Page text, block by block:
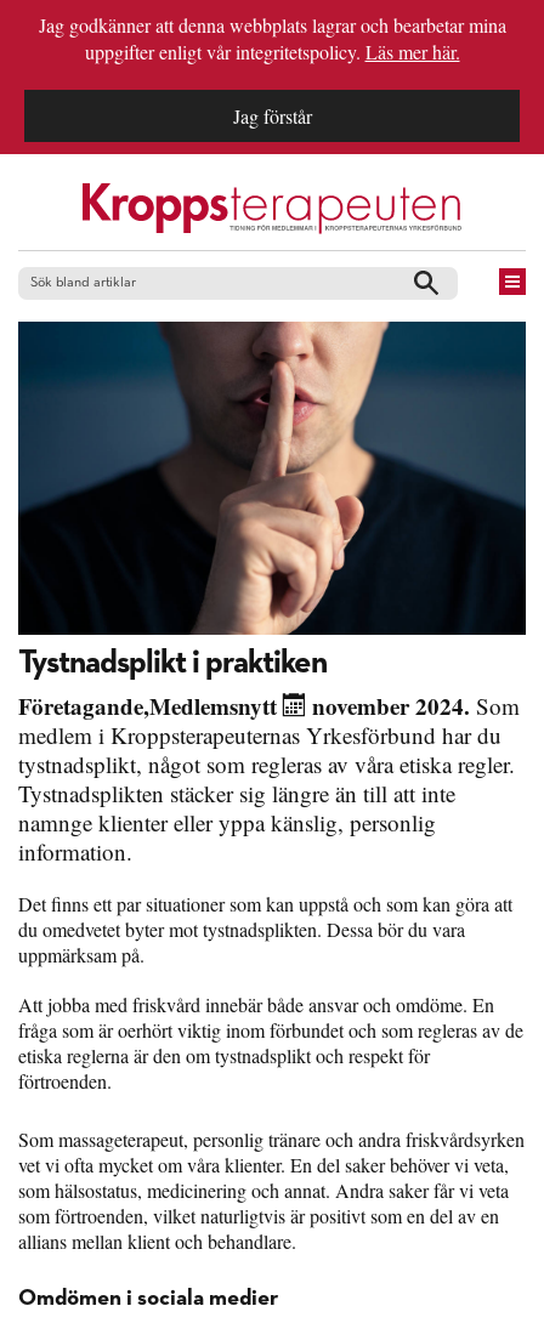
Jag godkänner att denna webbplats lagrar och bearbetar mina
uppgifter enligt vår integritetspolicy. Läs mer här.
Jag förstår
Tystnadsplikt i praktiken
Företagande,Medlemsnytt november 2024. Som
medlem i Kroppsterapeuternas Yrkesförbund har du
tystnadsplikt, något som regleras av våra etiska regler.
Tystnadsplikten stäcker sig längre än till att inte
namnge klienter eller yppa känslig, personlig
information.
Det finns ett par situationer som kan uppstå och som kan göra att
du omedvetet byter mot tystnadsplikten. Dessa bör du vara
uppmärksam på.
Att jobba med friskvård innebär både ansvar och omdöme. En
fråga som är oerhört viktig inom förbundet och som regleras av de
etiska reglerna är den om tystnadsplikt och respekt för
förtroenden.
Som massageterapeut, personlig tränare och andra friskvårdsyrken
vet vi ofta mycket om våra klienter. En del saker behöver vi veta,
som hälsostatus, medicinering och annat. Andra saker får vi veta
som förtroenden, vilket naturligtvis är positivt som en del av en
allians mellan klient och behandlare.
Omdömen i sociala medier